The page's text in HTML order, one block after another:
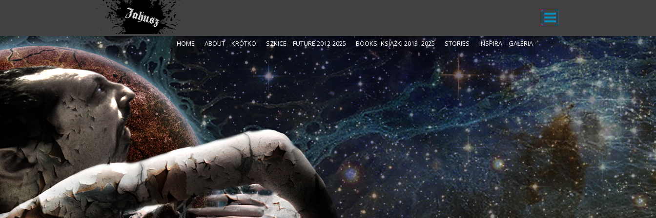
HOME ABOUT – KRÓTKO SZKICE – FUTURE 2012-2025 BOOKS -KSIĄŻKI 2013 -2025 STORIES INSPIRA – GALERIA
Saga